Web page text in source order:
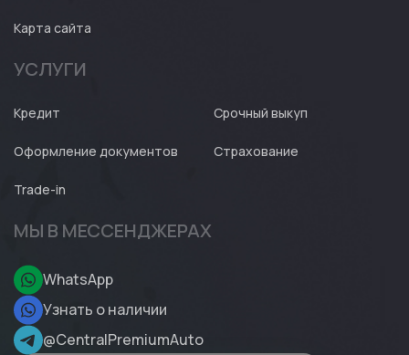
Карта сайта
УСЛУГИ
Кредит Срочный выкуп
Оформление документов Страхование
Trade-in
МЫ В МЕССЕНДЖЕРАХ
WhatsApp
Узнать о наличии
@CentralPremiumAuto